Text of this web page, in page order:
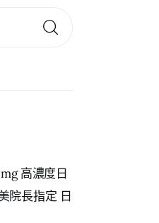
高濃度日
院長指定 日